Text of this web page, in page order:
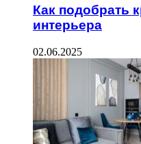
Как подобрать
интерьера
02.06.2025